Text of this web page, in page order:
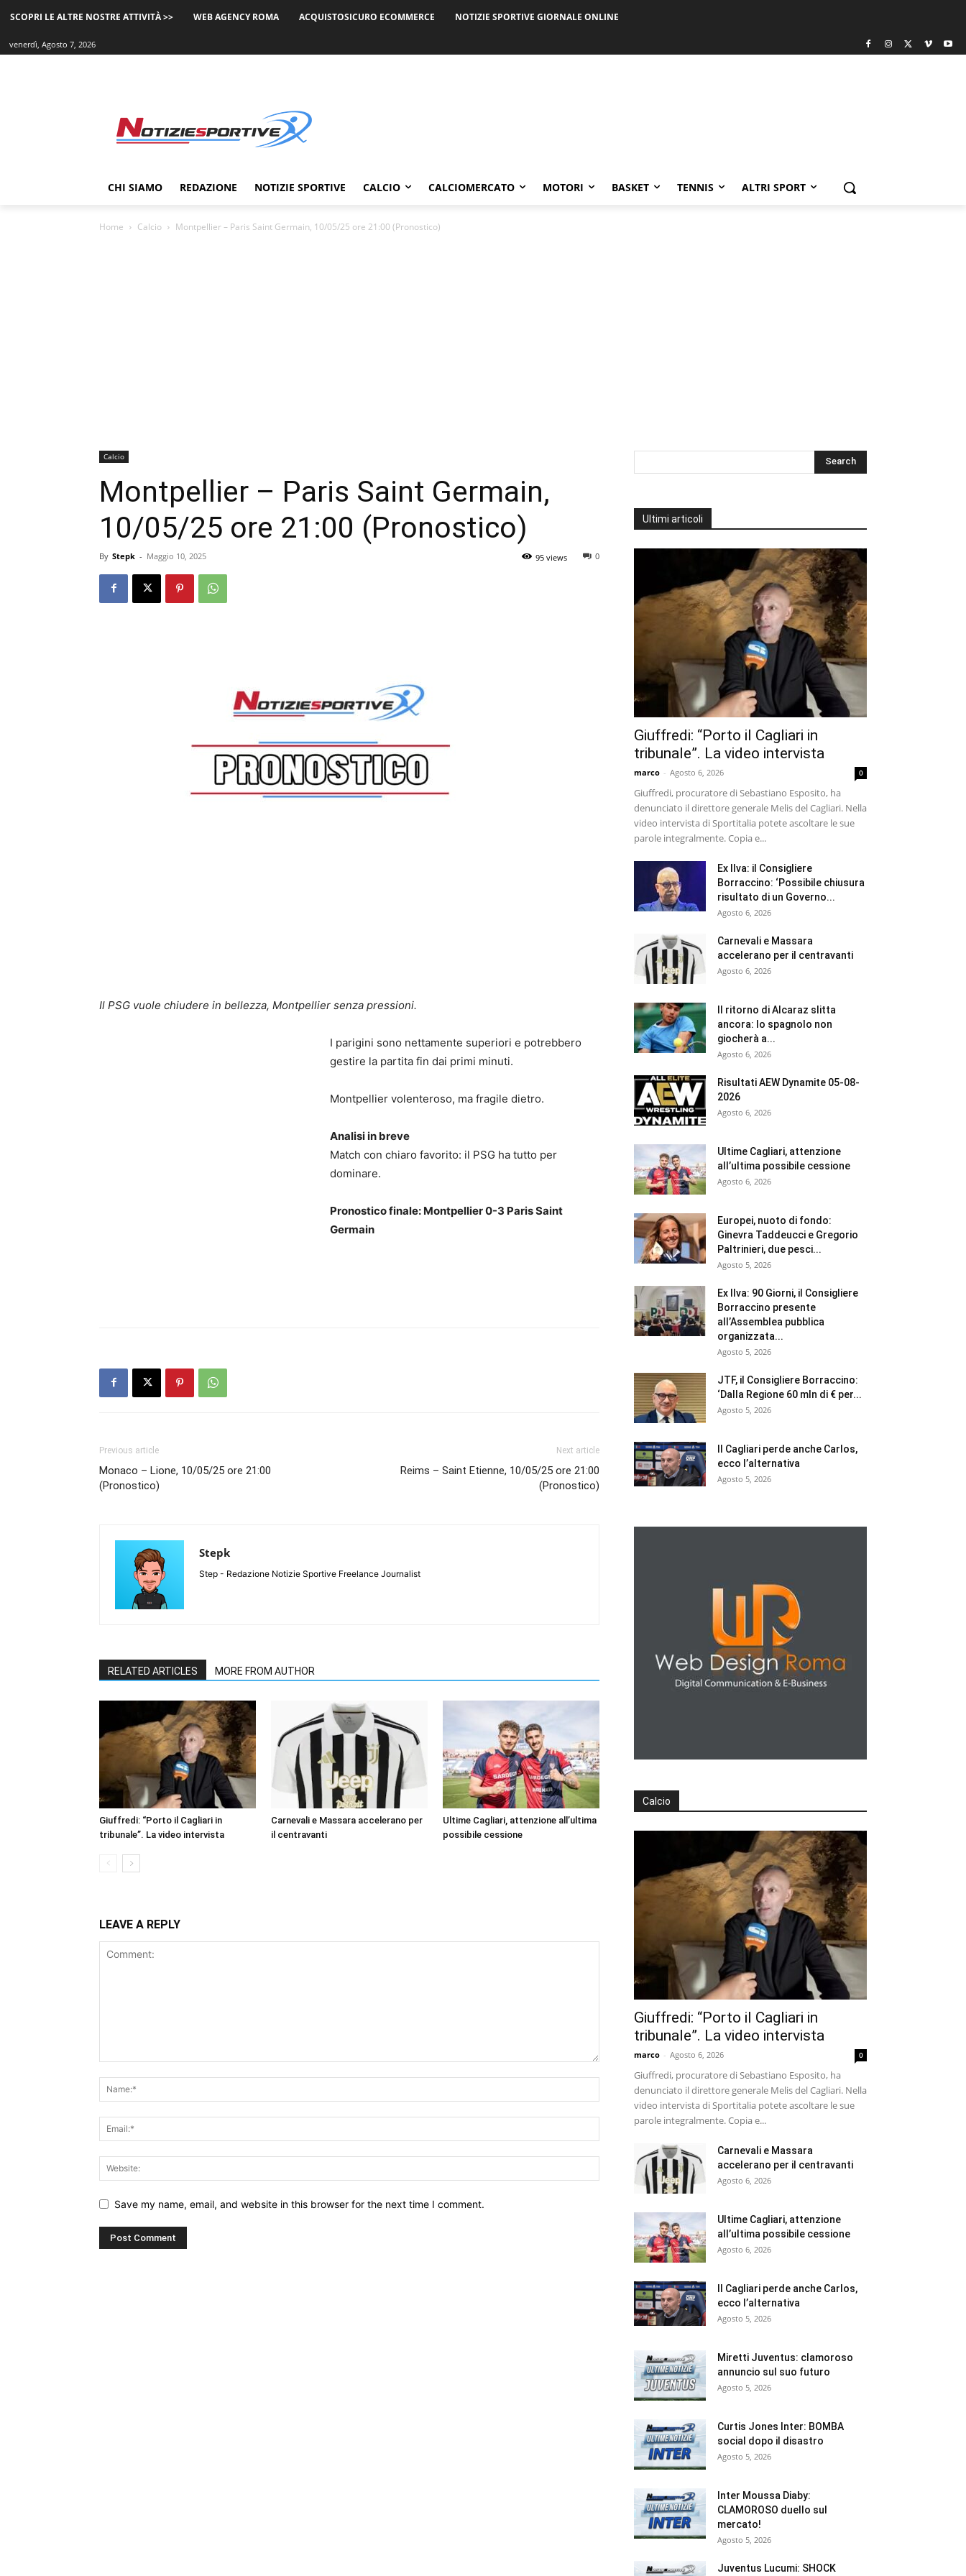
SCOPRI LE ALTRE NOSTRE ATTIVITÀ >> WEB AGENCY ROMA ACQUISTOSICURO ECOMMERCE NOTIZIE SPORTIVE GIORNALE ONLINE
venerdì, Agosto 7, 2026
CHI SIAMO REDAZIONE NOTIZIE SPORTIVE CALCIO CALCIOMERCATO MOTORI BASKET TENNIS ALTRI SPORT
Home Calcio Montpellier – Paris Saint Germain, 10/05/25 ore 21:00 (Pronostico)
Calcio
Montpellier – Paris Saint Germain,
10/05/25 ore 21:00 (Pronostico)
By Stepk - Maggio 10, 2025 0
95 views
Il PSG vuole chiudere in bellezza, Montpellier senza pressioni.
I parigini sono nettamente superiori e potrebbero
gestire la partita fin dai primi minuti.
Montpellier volenteroso, ma fragile dietro.
Analisi in breve
Match con chiaro favorito: il PSG ha tutto per
dominare.
Pronostico finale: Montpellier 0-3 Paris Saint
Germain
Previous article
Monaco – Lione, 10/05/25 ore 21:00
(Pronostico)
Next article
Reims – Saint Etienne, 10/05/25 ore 21:00
(Pronostico)
Stepk
Step - Redazione Notizie Sportive Freelance Journalist
RELATED ARTICLES MORE FROM AUTHOR
Giuffredi: “Porto il Cagliari in
tribunale”. La video intervista
Carnevali e Massara accelerano per
il centravanti
Ultime Cagliari, attenzione all’ultima
possibile cessione
LEAVE A REPLY
Save my name, email, and website in this browser for the next time I comment.
Ultimi articoli
Giuffredi: “Porto il Cagliari in
tribunale”. La video intervista
marco - Agosto 6, 2026 0
Giuffredi, procuratore di Sebastiano Esposito, ha
denunciato il direttore generale Melis del Cagliari. Nella
video intervista di Sportitalia potete ascoltare le sue
parole integralmente. Copia e...
Ex Ilva: il Consigliere
Borraccino: ‘Possibile chiusura
risultato di un Governo...
Agosto 6, 2026
Carnevali e Massara
accelerano per il centravanti
Agosto 6, 2026
Il ritorno di Alcaraz slitta
ancora: lo spagnolo non
giocherà a...
Agosto 6, 2026
Risultati AEW Dynamite 05-08-
2026
Agosto 6, 2026
Ultime Cagliari, attenzione
all’ultima possibile cessione
Agosto 6, 2026
Europei, nuoto di fondo:
Ginevra Taddeucci e Gregorio
Paltrinieri, due pesci...
Agosto 5, 2026
Ex Ilva: 90 Giorni, il Consigliere
Borraccino presente
all’Assemblea pubblica
organizzata...
Agosto 5, 2026
JTF, il Consigliere Borraccino:
‘Dalla Regione 60 mln di € per...
Agosto 5, 2026
Il Cagliari perde anche Carlos,
ecco l’alternativa
Agosto 5, 2026
Calcio
Giuffredi: “Porto il Cagliari in
tribunale”. La video intervista
marco - Agosto 6, 2026 0
Giuffredi, procuratore di Sebastiano Esposito, ha
denunciato il direttore generale Melis del Cagliari. Nella
video intervista di Sportitalia potete ascoltare le sue
parole integralmente. Copia e...
Carnevali e Massara
accelerano per il centravanti
Agosto 6, 2026
Ultime Cagliari, attenzione
all’ultima possibile cessione
Agosto 6, 2026
Il Cagliari perde anche Carlos,
ecco l’alternativa
Agosto 5, 2026
Miretti Juventus: clamoroso
annuncio sul suo futuro
Agosto 5, 2026
Curtis Jones Inter: BOMBA
social dopo il disastro
Agosto 5, 2026
Inter Moussa Diaby:
CLAMOROSO duello sul
mercato!
Agosto 5, 2026
Juventus Lucumi: SHOCK